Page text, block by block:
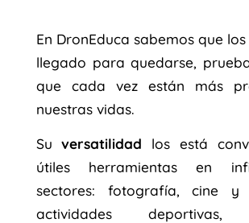
En DronEduca sabemos que
llegado para quedarse,
que cada vez están más
nuestras vidas.
Suversatilidad los está
útiles herramientas en
sectores: fotografía, cine y
actividades deportivas,